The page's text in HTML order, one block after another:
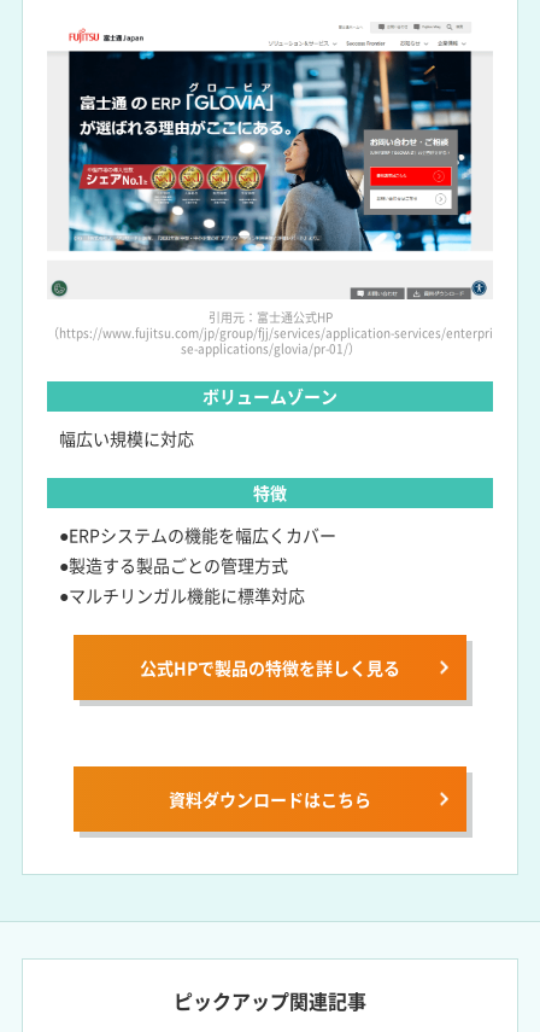
引用元：富士通公式HP
（https://www.fujitsu.com/jp/group/fjj/services/application-services/enterpri
se-applications/glovia/pr-01/）
ボリュームゾーン
幅広い規模に対応
特徴
●ERPシステムの機能を幅広くカバー
●製造する製品ごとの管理方式
●マルチリンガル機能に標準対応
公式HPで製品の特徴を詳しく見る
資料ダウンロードはこちら
ピックアップ関連記事